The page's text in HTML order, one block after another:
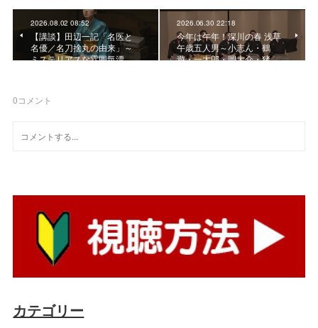
2026.08.02 08:52
【講談】田辺一記「名医と
名優／名刀捨丸の由来」～
ミステリアスな雰囲気漂…
2026.06.30 22:18
今年は午年！深川の春 浅草
午歳五人男～小志ん・鶴
遊・一太郎・岡大介・猪…
0コメント
カテゴリー